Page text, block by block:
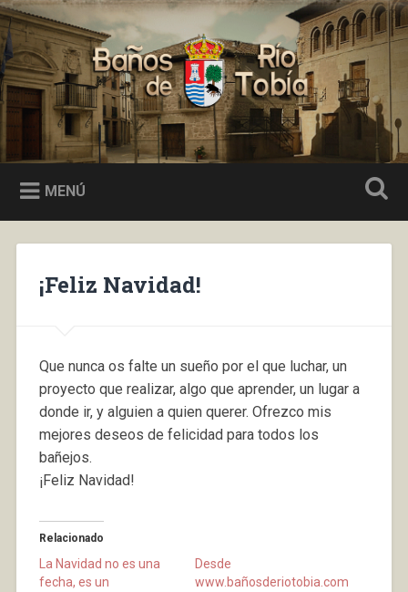
Saltar
al
contenido
Buscar
Baños de Río Tobía
MENÚ
¡Feliz Navidad!
Que nunca os falte un sueño por el que luchar, un
proyecto que realizar, algo que aprender, un lugar a
donde ir, y alguien a quien querer. Ofrezco mis
mejores deseos de felicidad para todos los
bañejos.
¡Feliz Navidad!
Relacionado
La Navidad no es una
fecha, es un
Desde
www.bañosderiotobia.com